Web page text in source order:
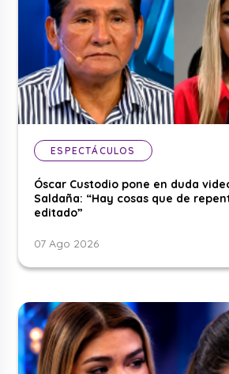
ESPECTÁCULOS
Óscar Custodio pone en duda
Saldaña: “Hay cosas que de
editado”
07 Ago 2026